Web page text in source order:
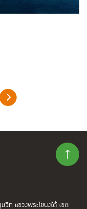
ท แขวงพระโขนงใต้ เขต